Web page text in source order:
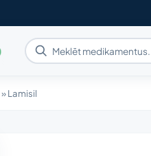
»Lamisil